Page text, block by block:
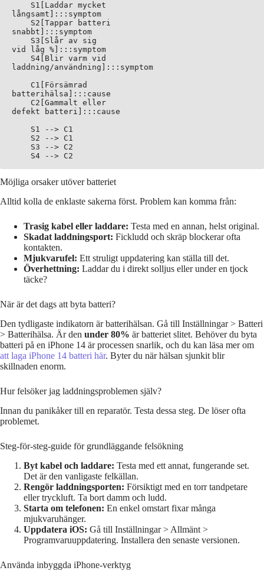
    S1[Laddar mycket
långsamt]:::symptom
    S2[Tappar batteri
snabbt]:::symptom
    S3[Slår av sig
vid låg %]:::symptom
    S4[Blir varm vid
laddning/användning]:::symptom
    C1[Försämrad
batterihälsa]:::cause
    C2[Gammalt eller
defekt batteri]:::cause
    S1 --> C1
    S2 --> C1
    S3 --> C2
Möjliga orsaker utöver batteriet
Alltid kolla de enklaste sakerna först. Problem kan komma från:
Trasig kabel eller laddare: Testa med en annan, helst original.
Skadat laddningsport: Fickludd och skräp blockerar ofta
kontakten.
Mjukvarufel: Ett struligt uppdatering kan ställa till det.
Överhettning: Laddar du i direkt solljus eller under en tjock
täcke?
När är det dags att byta batteri?
Den tydligaste indikatorn är batterihälsan. Gå till Inställningar > Batteri
> Batterihälsa. Är den under 80% är batteriet slitet. Behöver du byta
batteri på en iPhone 14 är processen snarlik, och du kan läsa mer om
att laga iPhone 14 batteri här. Byter du när hälsan sjunkit blir
skillnaden enorm.
Hur felsöker jag laddningsproblemen själv?
Innan du panikåker till en reparatör. Testa dessa steg. De löser ofta
problemet.
Steg-för-steg-guide för grundläggande felsökning
Byt kabel och laddare: Testa med ett annat, fungerande set.
Det är den vanligaste felkällan.
Rengör laddningsporten: Försiktigt med en torr tandpetare
eller tryckluft. Ta bort damm och ludd.
Starta om telefonen: En enkel omstart fixar många
mjukvaruhänger.
Uppdatera iOS: Gå till Inställningar > Allmänt >
Programvaruuppdatering. Installera den senaste versionen.
Använda inbyggda iPhone-verktyg